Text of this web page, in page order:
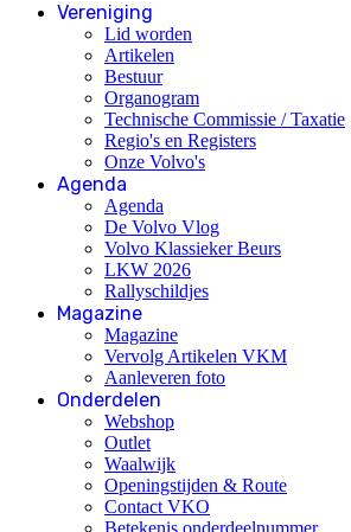
Vereniging
Lid worden
Artikelen
Bestuur
Organogram
Technische Commissie / Taxatie
Regio's en Registers
Onze Volvo's
Agenda
Agenda
De Volvo Vlog
Volvo Klassieker Beurs
LKW 2026
Rallyschildjes
Magazine
Magazine
Vervolg Artikelen VKM
Aanleveren foto
Onderdelen
Webshop
Outlet
Waalwijk
Openingstijden & Route
Contact VKO
Betekenis onderdeelnummer